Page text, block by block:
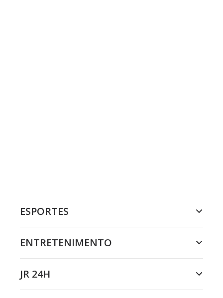
ESPORTES
ENTRETENIMENTO
JR 24H